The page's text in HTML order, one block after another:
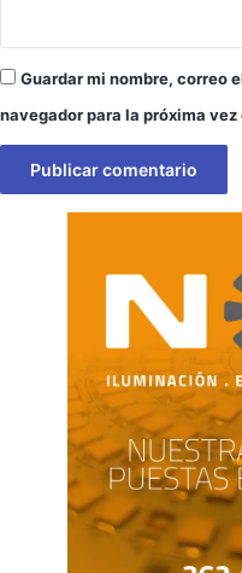
Guardar mi nombre, correo
navegador para la próxima